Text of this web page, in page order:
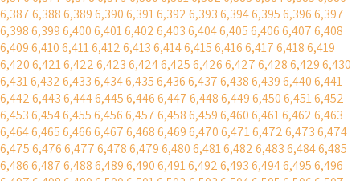
6,3876,3886,3896,3906,3916,3926,3936,3946,3956,3966,397
6,3986,3996,4006,4016,4026,4036,4046,4056,4066,4076,408
6,4096,4106,4116,4126,4136,4146,4156,4166,4176,4186,419
6,4206,4216,4226,4236,4246,4256,4266,4276,4286,4296,430
6,4316,4326,4336,4346,4356,4366,4376,4386,4396,4406,441
6,4426,4436,4446,4456,4466,4476,4486,4496,4506,4516,452
6,4536,4546,4556,4566,4576,4586,4596,4606,4616,4626,463
6,4646,4656,4666,4676,4686,4696,4706,4716,4726,4736,474
6,4756,4766,4776,4786,4796,4806,4816,4826,4836,4846,485
6,4866,4876,4886,4896,4906,4916,4926,4936,4946,4956,496